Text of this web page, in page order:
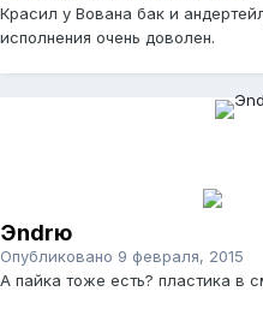
Красил у Вована бак и
исполнения очень доволен.
Эndrю
Опубликовано 9 февраля, 2015
А пайка тоже есть? пластика в